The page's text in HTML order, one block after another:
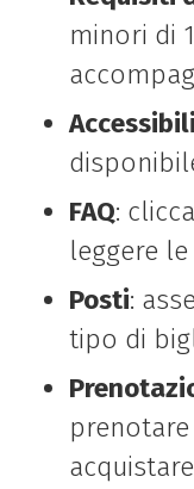
minori di
FAQ:
leggere le
Posti:
tipo di